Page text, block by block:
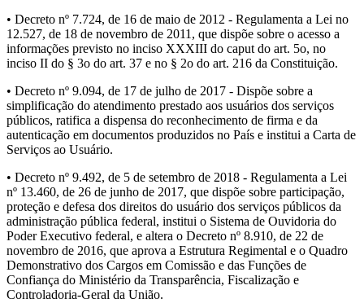
• Decreto nº 7.724, de 16 de maio de 2012 - Regulamenta a Lei no
12.527, de 18 de novembro de 2011, que dispõe sobre o acesso a
informações previsto no inciso XXXIII do caput do art. 5o, no
inciso II do § 3o do art. 37 e no § 2o do art. 216 da Constituição.
• Decreto nº 9.094, de 17 de julho de 2017 - Dispõe sobre a
simplificação do atendimento prestado aos usuários dos serviços
públicos, ratifica a dispensa do reconhecimento de firma e da
autenticação em documentos produzidos no País e institui a Carta de
Serviços ao Usuário.
• Decreto nº 9.492, de 5 de setembro de 2018 - Regulamenta a Lei
nº 13.460, de 26 de junho de 2017, que dispõe sobre participação,
proteção e defesa dos direitos do usuário dos serviços públicos da
administração pública federal, institui o Sistema de Ouvidoria do
Poder Executivo federal, e altera o Decreto nº 8.910, de 22 de
novembro de 2016, que aprova a Estrutura Regimental e o Quadro
Demonstrativo dos Cargos em Comissão e das Funções de
Confiança do Ministério da Transparência, Fiscalização e
Controladoria-Geral da União.